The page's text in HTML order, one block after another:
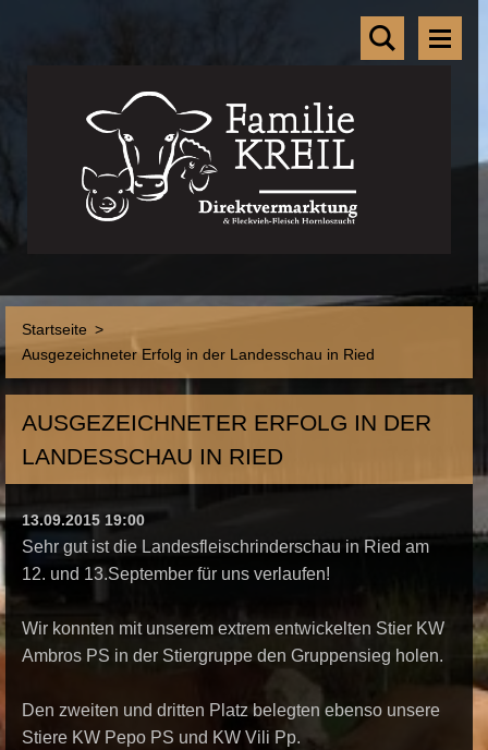
Startseite >
Ausgezeichneter Erfolg in der Landesschau in Ried
AUSGEZEICHNETER ERFOLG IN DER
LANDESSCHAU IN RIED
13.09.2015 19:00
Sehr gut ist die Landesfleischrinderschau in Ried am
12. und 13.September für uns verlaufen!
Wir konnten mit unserem extrem entwickelten Stier KW
Ambros PS in der Stiergruppe den Gruppensieg holen.
Den zweiten und dritten Platz belegten ebenso unsere
Stiere KW Pepo PS und KW Vili Pp.